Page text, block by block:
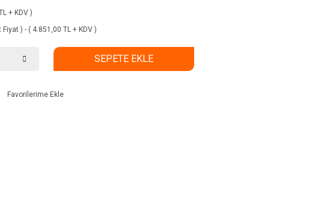
+ KDV )
) - ( 4.851,00 TL + KDV )
SEPETE EKLE